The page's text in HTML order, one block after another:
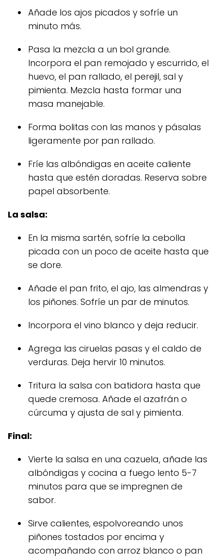
Añade los ajos picados y sofríe un
minuto más.
Pasa la mezcla a un bol grande.
Incorpora el pan remojado y escurrido, el
huevo, el pan rallado, el perejil, sal y
pimienta. Mezcla hasta formar una
masa manejable.
Forma bolitas con las manos y pásalas
ligeramente por pan rallado.
Fríe las albóndigas en aceite caliente
hasta que estén doradas. Reserva sobre
papel absorbente.
La salsa:
En la misma sartén, sofríe la cebolla
picada con un poco de aceite hasta que
se dore.
Añade el pan frito, el ajo, las almendras y
los piñones. Sofríe un par de minutos.
Incorpora el vino blanco y deja reducir.
Agrega las ciruelas pasas y el caldo de
verduras. Deja hervir 10 minutos.
Tritura la salsa con batidora hasta que
quede cremosa. Añade el azafrán o
cúrcuma y ajusta de sal y pimienta.
Final:
Vierte la salsa en una cazuela, añade las
albóndigas y cocina a fuego lento 5-7
minutos para que se impregnen de
sabor.
Sirve calientes, espolvoreando unos
piñones tostados por encima y
acompañando con arroz blanco o pan